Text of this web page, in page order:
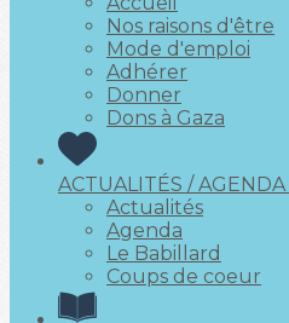
Nos raisons d'être
Mode d'emploi
Adhérer
Donner
Dons à Gaza
ACTUALITÉS / AGENDA
Actualités
Agenda
Le Babillard
Coups de coeur